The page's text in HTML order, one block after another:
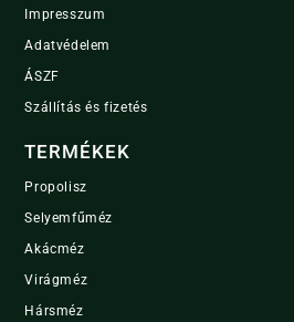
Impresszum
Adatvédelem
ÁSZF
Szállítás és fizetés
TERMÉKEK
Propolisz
Selyemfűméz
Akácméz
Virágméz
Hársméz